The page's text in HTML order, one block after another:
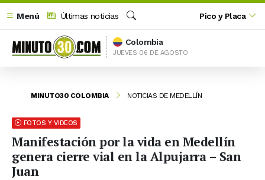
Menú
Últimas noticias
Buscar
Pico y Placa
Colombia
JUEVES 06 DE AGOSTO
MINUTO30 COLOMBIA NOTICIAS DE MEDELLÍN
FOTOS Y VIDEOS
Manifestación por la vida en Medellín
genera cierre vial en la Alpujarra – San
Juan